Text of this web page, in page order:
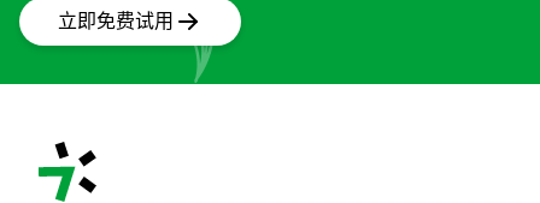
立即免费试用